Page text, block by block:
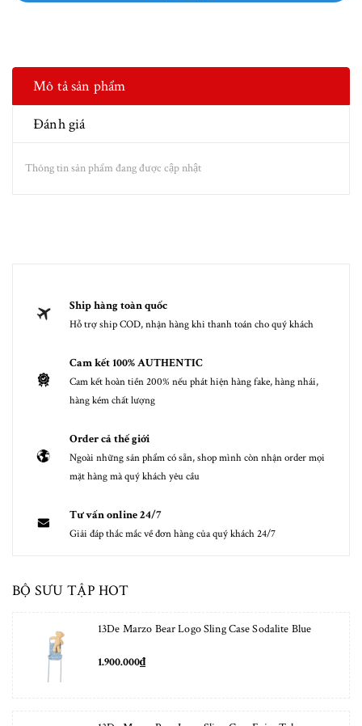
Mô tả sản phẩm
Đánh giá
Thông tin sản phẩm đang được cập nhật
Ship hàng toàn quốc
Hỗ trợ ship COD, nhận hàng khi thanh toán cho quý khách
Cam kết 100% AUTHENTIC
Cam kết hoàn tiền 200% nếu phát hiện hàng fake, hàng nhái,
hàng kém chất lượng
Order cả thế giới
Ngoài những sản phẩm có sẵn, shop mình còn nhận order mọi
mặt hàng mà quý khách yêu cầu
Tư vấn online 24/7
Giải đáp thắc mắc về đơn hàng của quý khách 24/7
BỘ SƯU TẬP HOT
13De Marzo Bear Logo Sling Case Sodalite Blue
1.900.000₫